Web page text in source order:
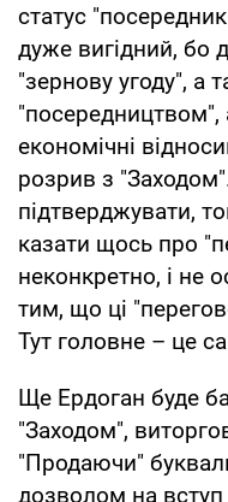
статус
дуже вигідний, бо
"зернову угоду", а
"посередництвом",
економічні
розрив з
підтверджувати,
казати щось про
неконкретно, і не
тим, що ці
Тут головне – це
Ще Ердоган буде
"Заходом",
"Продаючи"
дозволом на